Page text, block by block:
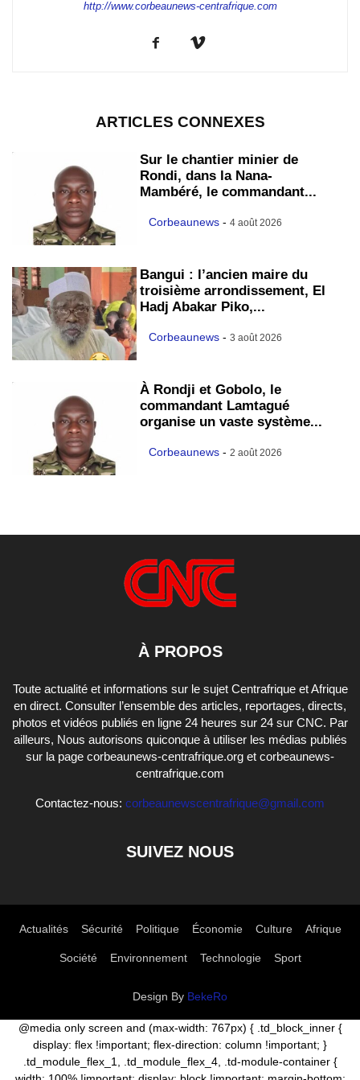
http://www.corbeaunews-centrafrique.com
ARTICLES CONNEXES
Sur le chantier minier de
Rondi, dans la Nana-
Mambéré, le commandant...
Corbeaunews - 4 août 2026
Bangui : l’ancien maire du
troisième arrondissement, El
Hadj Abakar Piko,...
Corbeaunews - 3 août 2026
À Rondji et Gobolo, le
commandant Lamtagué
organise un vaste système...
Corbeaunews - 2 août 2026
À PROPOS
Toute actualité et informations sur le sujet Centrafrique et Afrique
en direct. Consulter l’ensemble des articles, reportages, directs,
photos et vidéos publiés en ligne 24 heures sur 24 sur CNC. Par
ailleurs, Nous autorisons quiconque à utiliser les médias publiés
sur la page corbeaunews-centrafrique.org et corbeaunews-
centrafrique.com
Contactez-nous: corbeaunewscentrafrique@gmail.com
SUIVEZ NOUS
Actualités Sécurité Politique Économie Culture Afrique
Société Environnement Technologie Sport
Design By BekeRo
@media only screen and (max-width: 767px) { .td_block_inner {
display: flex !important; flex-direction: column !important; }
.td_module_flex_1, .td_module_flex_4, .td-module-container {